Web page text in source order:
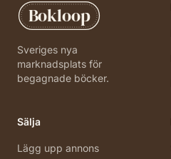
Bokloop
Sveriges nya
marknadsplats för
begagnade böcker.
Sälja
Lägg upp annons